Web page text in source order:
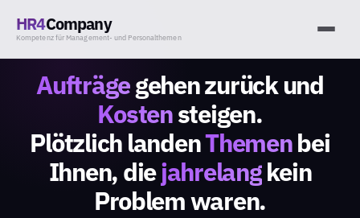
HR4Company
Kompetenz für Management- und Personalthemen
Aufträgegehen zurück und
Kostensteigen.
Plötzlich landenThemenbei
Ihnen, diejahrelangkein
Problem waren.